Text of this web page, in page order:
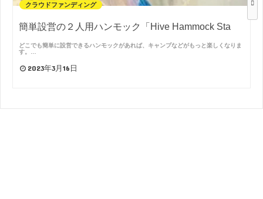
クラウドファンディング
簡単設営の２人用ハンモック「Hive Hammock Sta
どこでも簡単に設営できるハンモックがあれば、キャンプなどがもっと楽しくなりま
す。…
2023年3月16日